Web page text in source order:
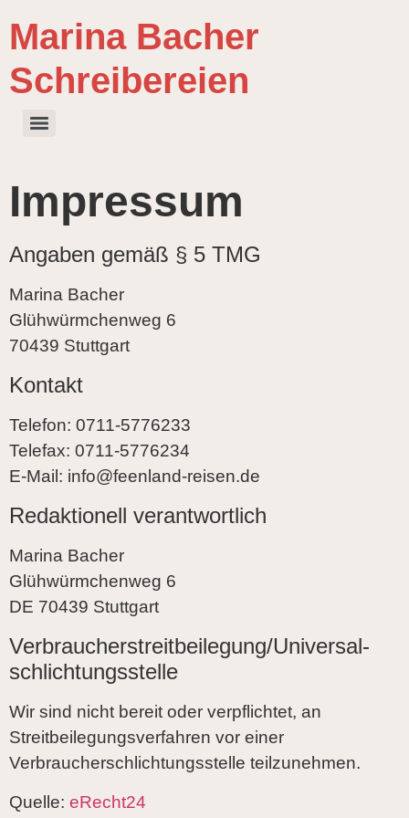
Marina Bacher
Schreibereien
Impressum
Angaben gemäß § 5 TMG
Marina Bacher
Glühwürmchenweg 6
70439 Stuttgart
Kontakt
Telefon: 0711-5776233
Telefax: 0711-5776234
E-Mail: info@feenland-reisen.de
Redaktionell verantwortlich
Marina Bacher
Glühwürmchenweg 6
DE 70439 Stuttgart
Verbraucher­streit­beilegung/Universal­
schlichtungs­stelle
Wir sind nicht bereit oder verpflichtet, an
Streitbeilegungsverfahren vor einer
Verbraucherschlichtungsstelle teilzunehmen.
Quelle: eRecht24